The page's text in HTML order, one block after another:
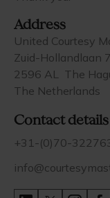
Address
United Courtesy
Zuid-Hollandlaan 7
2596 AL The
The Netherlands
Contact details
+31-(0)70-